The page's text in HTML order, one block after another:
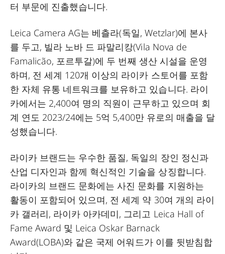
터 부문에 진출했습니다.
Leica Camera AG는 베츨라(독일, Wetzlar)에 본사
를 두고, 빌라 노바 드 파말리캉(Vila Nova de
Famalicão, 포르투갈)에 두 번째 생산 시설을 운영
하며, 전 세계 120개 이상의 라이카 스토어를 포함
한 자체 유통 네트워크를 보유하고 있습니다. 라이
카에서는 2,400여 명의 직원이 근무하고 있으며 회
계 연도 2023/24에는 5억 5,400만 유로의 매출을 달
성했습니다.
라이카 브랜드는 우수한 품질, 독일의 장인 정신과
산업 디자인과 함께 혁신적인 기술을 상징합니다.
라이카의 브랜드 문화에는 사진 문화를 지원하는
활동이 포함되어 있으며, 전 세계 약 30여 개의 라이
카 갤러리, 라이카 아카데미, 그리고 Leica Hall of
Fame Award 및 Leica Oskar Barnack
Award(LOBA)와 같은 국제 어워드가 이를 뒷받침합